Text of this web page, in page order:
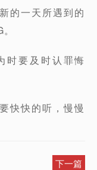
的一天所遇到的
时要及时认罪悔
快快的听，慢慢
下一篇